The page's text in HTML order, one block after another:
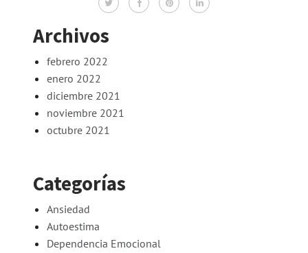
Archivos
febrero 2022
enero 2022
diciembre 2021
noviembre 2021
octubre 2021
Categorías
Ansiedad
Autoestima
Dependencia Emocional